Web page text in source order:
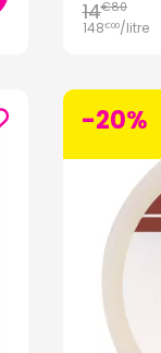
14€80
148€00/litre
-20%